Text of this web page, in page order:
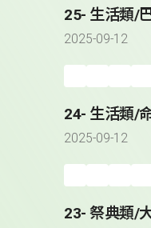
25- 生活類/
2025-09-12
24- 生活類/
2025-09-12
23- 祭典類/